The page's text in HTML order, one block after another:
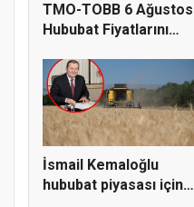
TMO-TOBB 6 Ağustos
Hububat Fiyatlarını
İsmail Kemaloğlu
hububat piyasası için 4